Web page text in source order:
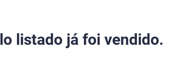
listado já foi vendido.